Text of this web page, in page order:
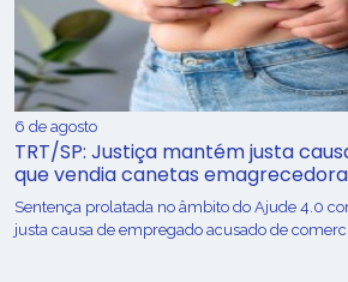
6 de agosto
TRT/SP: Justiça mantém justa
que vendia canetas
Sentença prolatada no âmbito do Ajude 4.0
justa causa de empregado acusado de